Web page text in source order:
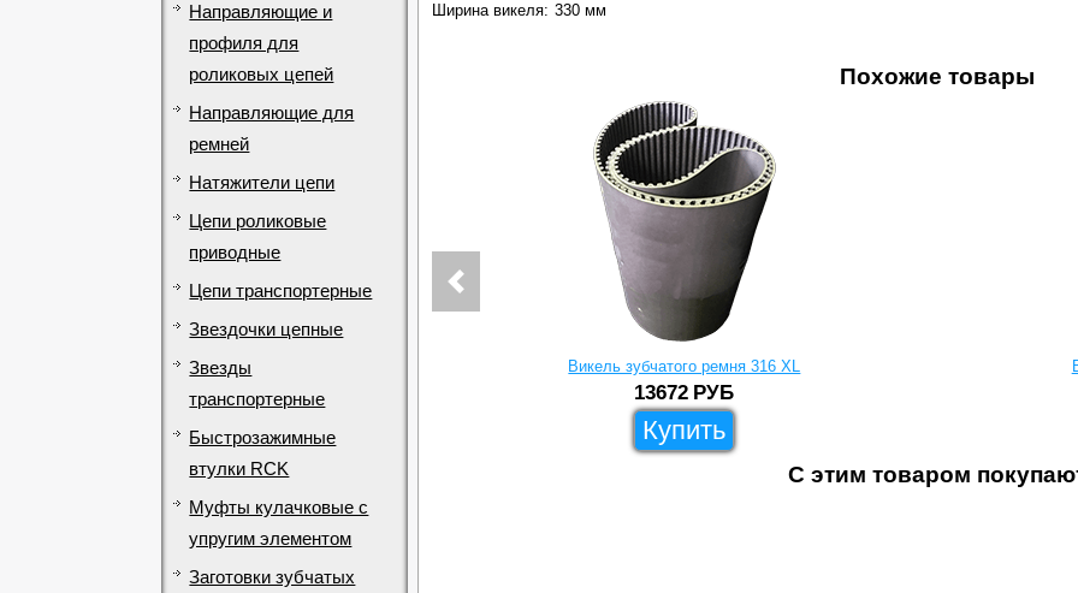
Направляющие и
профиля для
роликовых цепей
Направляющие для
ремней
Натяжители цепи
Цепи роликовые
приводные
Цепи транспортерные
Звездочки цепные
Звезды
транспортерные
Быстрозажимные
втулки RCK
Муфты кулачковые с
упругим элементом
Заготовки зубчатых
Ширина викеля: 330 мм
Похожие товары
Викель зубчатого ремня 316 XL
13672 РУБ
Купить
С этим товаром